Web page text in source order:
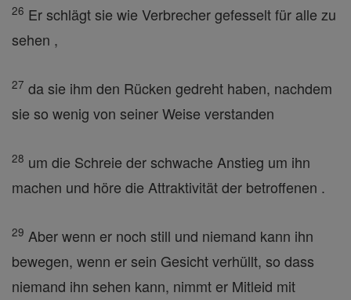
26 Er schlägt sie wie Verbrecher gefesselt für alle zu
sehen ,
27 da sie ihm den Rücken gedreht haben, nachdem
sie so wenig von seiner Weise verstanden
28 um die Schreie der schwache Anstieg um ihn
machen und höre die Attraktivität der betroffenen .
29 Aber wenn er noch still und niemand kann ihn
bewegen, wenn er sein Gesicht verhüllt, so dass
niemand ihn sehen kann, nimmt er Mitleid mit